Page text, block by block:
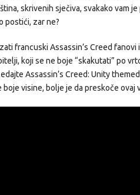
skrivenih sječiva, svakako vam
postići, zar ne?
francuski Assassin’s Creed fanovi
koji se ne boje “skakutati” po
Assassin’s Creed: Unity
visine, bolje je da preskoče ovaj